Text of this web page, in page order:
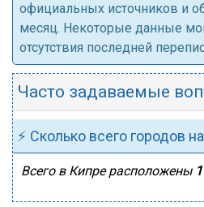
официальных источников и
месяц. Некоторые данные
отсутствия последней
Часто задаваемые
⚡ Сколько всего городов
Всего в Кипре расположены 1